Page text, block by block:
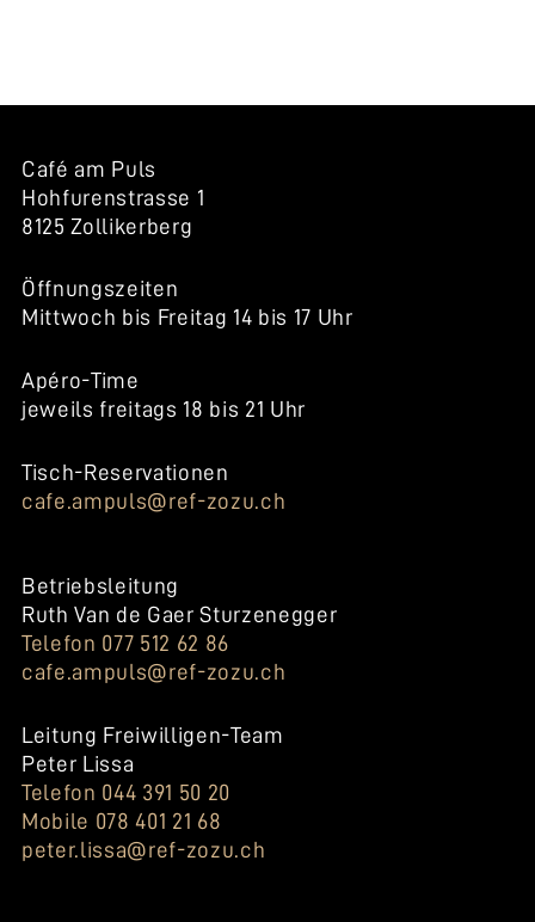
Café am Puls
Hohfurenstrasse 1
8125 Zollikerberg
Öffnungszeiten
Mittwoch bis Freitag 14 bis 17 Uhr
Apéro-Time
jeweils freitags 18 bis 21 Uhr
Tisch-Reservationen
cafe.ampuls@ref-zozu.ch
Betriebsleitung
Ruth Van de Gaer Sturzenegger
Telefon 077 512 62 86
cafe.ampuls@ref-zozu.ch
Leitung Freiwilligen-Team
Peter Lissa
Telefon 044 391 50 20
Mobile 078 401 21 68
peter.lissa@ref-zozu.ch